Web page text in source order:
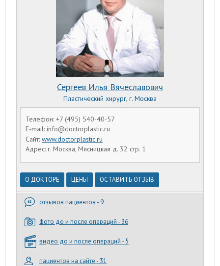
Телефон: +7 (495) 540-40-57
E-mail: info@doctorplastic.ru
Сайт: www.doctorplastic.ru
Адрес: г. Москва, Мясницкая д. 32 стр. 1
Сергеев Илья Вячеславович
Пластический хирург, г. Москва
О ДОКТОРЕ ЦЕНЫ ОСТАВИТЬ ОТЗЫВ
отзывов пациентов - 9
фото до и после операций - 36
видео до и после операций - 5
пациентов на сайте - 31